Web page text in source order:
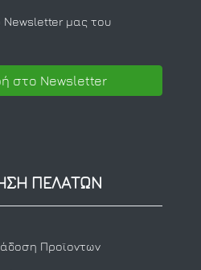
Newsletter μας του
στο Newsletter
ΠΕΛΑΤΩΝ
Προϊοντων